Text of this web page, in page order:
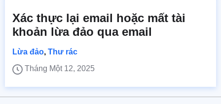
Xác thực lại email hoặc mất tài
khoản lừa đảo qua email
Lừa đảo, Thư rác
Tháng Một 12, 2025